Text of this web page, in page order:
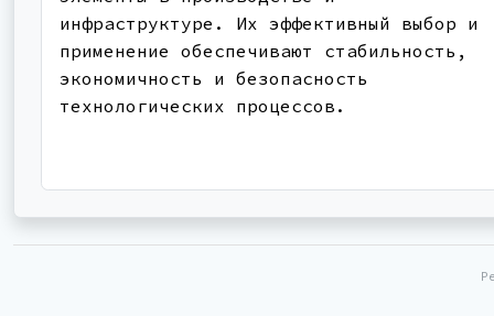
инфраструктуре. Их эффективный выбор и
применение обеспечивают стабильность,
экономичность и безопасность
технологических процессов.